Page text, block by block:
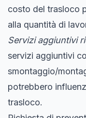
costo del trasloco
alla quantità di
Servizi aggiuntivi
servizi aggiuntivi
smontaggio/
potrebbero
trasloco.